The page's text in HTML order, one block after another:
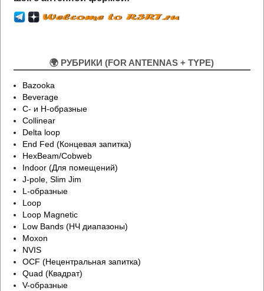
🌍 РУБРИКИ (FOR ANTENNAS + TYPE)
Bazooka
Beverage
C- и H-образные
Collinear
Delta loop
End Fed (Концевая запитка)
HexBeam/Cobweb
Indoor (Для помещений)
J-pole, Slim Jim
L-образные
Loop
Loop Magnetic
Low Bands (НЧ диапазоны)
Moxon
NVIS
OCF (Нецентральная запитка)
Quad (Квадрат)
V-образные